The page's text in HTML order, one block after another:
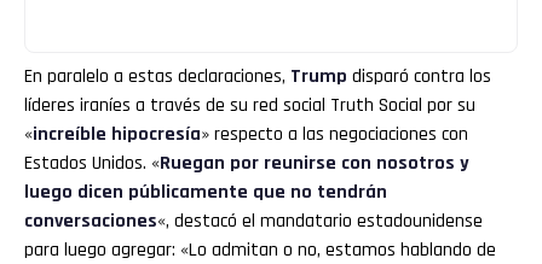
En paralelo a estas declaraciones, Trump disparó contra los
líderes iraníes a través de su red social Truth Social por su
«increíble hipocresía» respecto a las negociaciones con
Estados Unidos. «Ruegan por reunirse con nosotros y
luego dicen públicamente que no tendrán
conversaciones«, destacó el mandatario estadounidense
para luego agregar: «Lo admitan o no, estamos hablando de